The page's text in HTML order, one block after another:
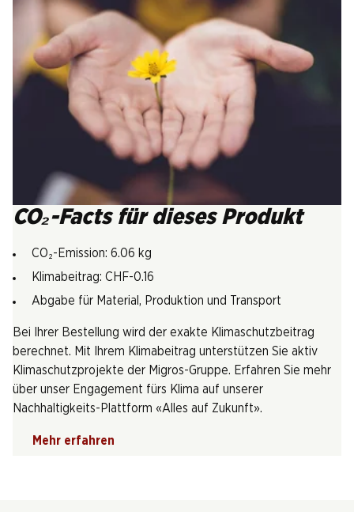
CO₂-Facts für dieses Produkt
CO₂-Emission: 6.06 kg
Klimabeitrag: CHF-0.16
Abgabe für Material, Produktion und Transport
Bei Ihrer Bestellung wird der exakte Klimaschutzbeitrag
berechnet. Mit Ihrem Klimabeitrag unterstützen Sie aktiv
Klimaschutzprojekte der Migros-Gruppe. Erfahren Sie mehr
über unser Engagement fürs Klima auf unserer
Nachhaltigkeits-Plattform «Alles auf Zukunft».
Mehr erfahren